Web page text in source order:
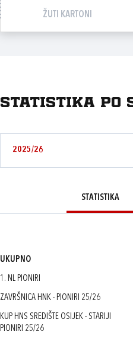
ŽUTI KARTONI
Statistika po
2025/26
STATISTIKA
UKUPNO
1. NL PIONIRI
ZAVRŠNICA HNK - PIONIRI 25/26
KUP HNS SREDIŠTE OSIJEK - STARIJI
PIONIRI 25/26